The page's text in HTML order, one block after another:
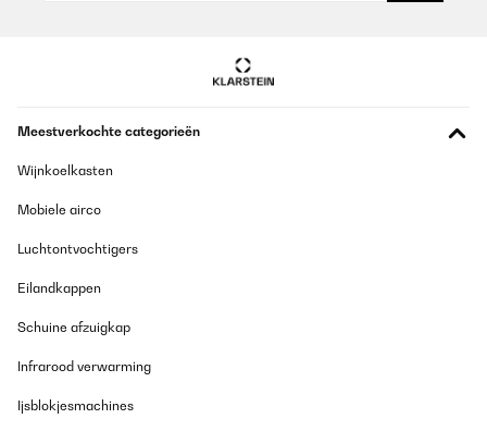
Meestverkochte categorieën
Wijnkoelkasten
Mobiele airco
Luchtontvochtigers
Eilandkappen
Schuine afzuigkap
Infrarood verwarming
Ijsblokjesmachines